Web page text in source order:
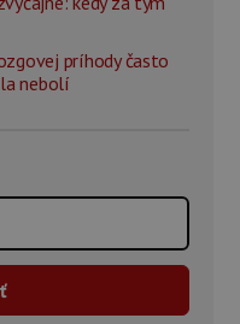
príhody často
nebolí